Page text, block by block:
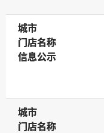
城市
城市
门店名称
门店名称
信息公示
信息公示
城市
城市
门店名称
门店名称